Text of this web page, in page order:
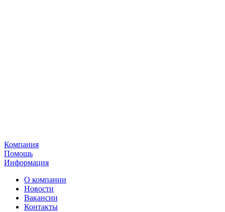
Компания
Помощь
Информация
О компании
Новости
Вакансии
Контакты